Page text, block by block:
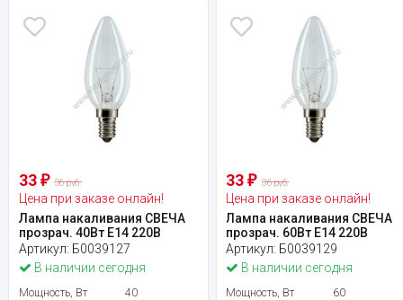
33 ₽ 36 руб.
Цена при заказе онлайн!
Лампа накаливания СВЕЧА
прозрач. 40Вт Е14 220В
Артикул: Б0039127
В наличии сегодня
Мощность, Вт
40
33₽ 36 руб.
Цена при заказе онлайн!
Лампа накаливания СВЕЧА
прозрач. 60Вт Е14 220В
Артикул: Б0039129
В наличии сегодня
Мощность, Вт
60